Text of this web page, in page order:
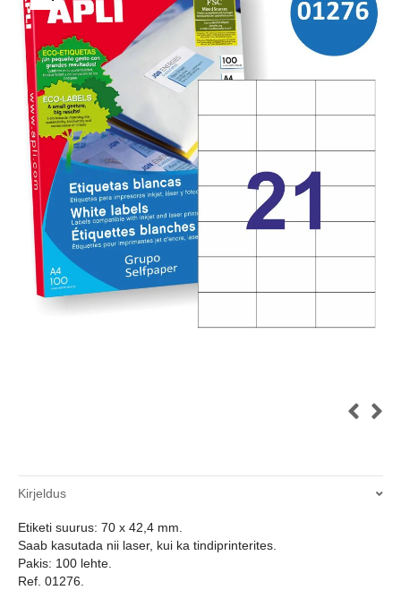
Kirjeldus
Etiketi suurus: 70 x 42,4 mm.
Saab kasutada nii laser, kui ka tindiprinterites.
Pakis: 100 lehte.
Ref. 01276.